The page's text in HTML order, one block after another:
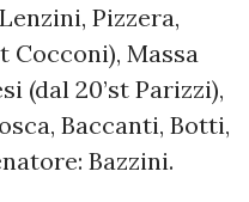
Pizzera,
Cocconi), Massa
(dal 20’st Parizzi),
Baccanti, Botti,
Bazzini.